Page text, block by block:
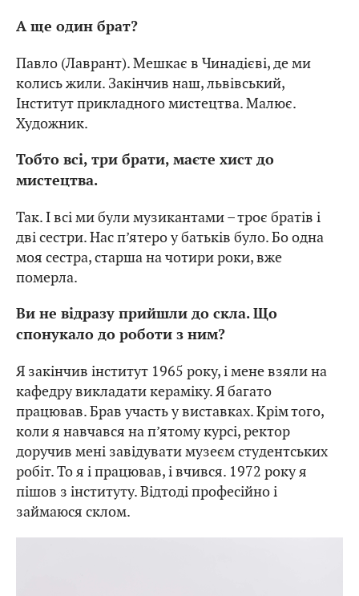
А ще один брат?
Павло (Лаврант). Мешкає в Чинадієві, де ми
колись жили. Закінчив наш, львівський,
Інститут прикладного мистецтва. Малює.
Художник.
Тобто всі, три брати, маєте хист до
мистецтва.
Так. І всі ми були музикантами – троє братів і
дві сестри. Нас п’ятеро у батьків було. Бо одна
моя сестра, старша на чотири роки, вже
померла.
Ви не відразу прийшли до скла. Що
спонукало до роботи з ним?
Я закінчив інститут 1965 року, і мене взяли на
кафедру викладати кераміку. Я багато
працював. Брав участь у виставках. Крім того,
коли я навчався на п’ятому курсі, ректор
доручив мені завідувати музеєм студентських
робіт. То я і працював, і вчився. 1972 року я
пішов з інституту. Відтоді професійно і
займаюся склом.